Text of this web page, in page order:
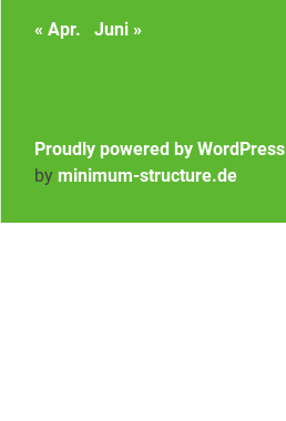
« Apr. Juni »
Proudly powered by WordPress
by minimum-structure.de